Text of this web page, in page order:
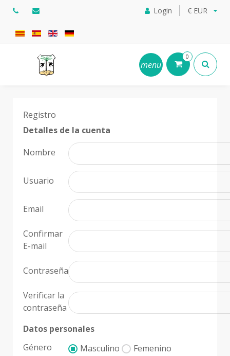
Login € EUR
menu
0
Registro
Detalles de la cuenta
Nombre
Usuario
Email
Confirmar
E-mail
Contraseña
Verificar la
contraseña
Datos personales
Género
Masculino Femenino